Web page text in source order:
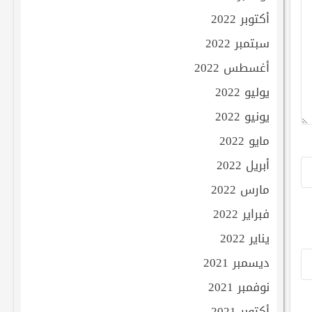
أكتوبر 2022
سبتمبر 2022
أغسطس 2022
يوليو 2022
يونيو 2022
مايو 2022
أبريل 2022
مارس 2022
فبراير 2022
يناير 2022
ديسمبر 2021
نوفمبر 2021